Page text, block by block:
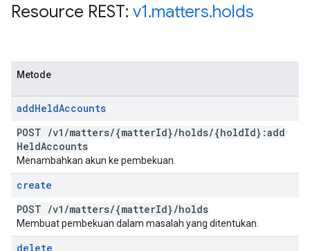
Resource REST: v1.matters.holds
Metode
addHeldAccounts
POST /v1 /matters/{matterId}/holds/{holdId}:add
HeldAccounts
Menambahkan akun ke pembekuan.
create
POST /v1 /matters/{matterId}/holds
Membuat pembekuan dalam masalah yang ditentukan.
delete